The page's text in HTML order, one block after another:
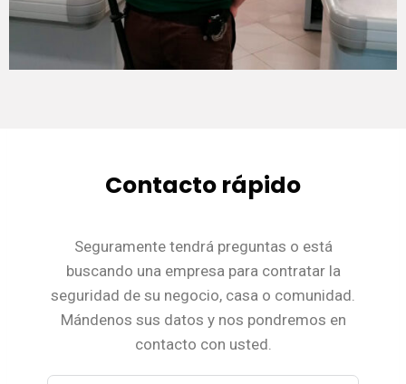
Contacto rápido
Seguramente tendrá preguntas o está
buscando una empresa para contratar la
seguridad de su negocio, casa o comunidad.
Mándenos sus datos y nos pondremos en
contacto con usted.